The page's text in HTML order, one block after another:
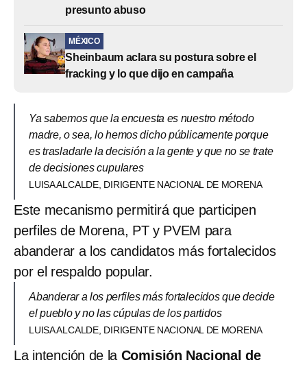
presunto abuso
MÉXICO
Sheinbaum aclara su postura sobre el
fracking y lo que dijo en campaña
Ya sabemos que la encuesta es nuestro método
madre, o sea, lo hemos dicho públicamente porque
es trasladarle la decisión a la gente y que no se trate
de decisiones cupulares
LUISA ALCALDE, DIRIGENTE NACIONAL DE MORENA
Este mecanismo permitirá que participen
perfiles de Morena, PT y PVEM para
abanderar a los candidatos más fortalecidos
por el respaldo popular.
Abanderar a los perfiles más fortalecidos que decide
el pueblo y no las cúpulas de los partidos
LUISA ALCALDE, DIRIGENTE NACIONAL DE MORENA
La intención de la Comisión Nacional de